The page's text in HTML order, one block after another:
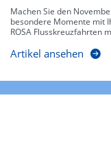
Machen Sie den
besondere Momente mit
ROSA Flusskreuzfahrten
Artikel ansehen